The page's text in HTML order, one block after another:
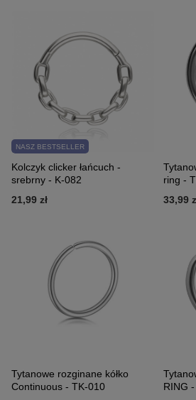
NASZ BESTSELLER
Kolczyk clicker łańcuch -
srebrny - K-082
21,99 zł
ring -
33,99
Tytanowe rozginane kółko
Continuous - TK-010
RING